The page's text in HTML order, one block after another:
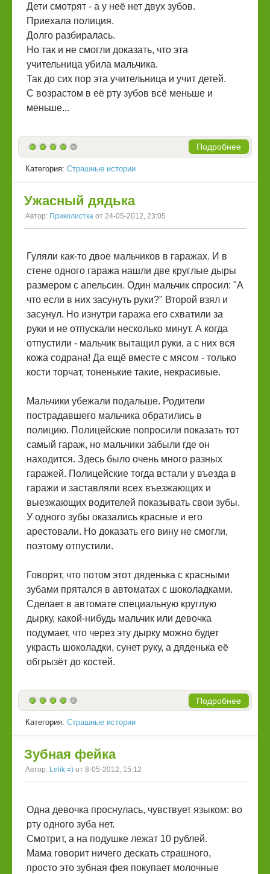
Дети смотрят - а у неё нет двух зубов.
Приехала полиция.
Долго разбиралась.
Но так и не смогли доказать, что эта
учительница убила мальчика.
Так до сих пор эта учительница и учит детей.
С возрастом в её рту зубов всё меньше и
меньше...
Подробнее
Категория: Страшные истории
Ужасный дядька
Автор: Приколистка от 24-05-2012, 23:05
Гуляли как-то двое мальчиков в гаражах. И в
стене одного гаража нашли две круглые дыры
размером с апельсин. Один мальчик спросил: "А
что если в них засунуть руки?" Второй взял и
засунул. Но изнутри гаража его схватили за
руки и не отпускали несколько минут. А когда
отпустили - мальчик вытащил руки, а с них вся
кожа содрана! Да ещё вместе с мясом - только
кости торчат, тоненькие такие, некрасивые.
Мальчики убежали подальше. Родители
пострадавшего мальчика обратились в
полицию. Полицейские попросили показать тот
самый гараж, но мальчики забыли где он
находится. Здесь было очень много разных
гаражей. Полицейские тогда встали у въезда в
гаражи и заставляли всех въезжающих и
выезжающих водителей показывать свои зубы.
У одного зубы оказались красные и его
арестовали. Но доказать его вину не смогли,
поэтому отпустили.
Говорят, что потом этот дяденька с красными
зубами прятался в автоматах с шоколадками.
Сделает в автомате специальную круглую
дырку, какой-нибудь мальчик или девочка
подумает, что через эту дырку можно будет
украсть шоколадки, сунет руку, а дяденька её
обгрызёт до костей.
Подробнее
Категория: Страшные истории
Зубная фейка
Автор: Lelik =) от 8-05-2012, 15:12
Одна девочка проснулась, чувствует языком: во
рту одного зуба нет.
Смотрит, а на подушке лежат 10 рублей.
Мама говорит ничего дескать страшного,
просто это зубная фея покупает молочные